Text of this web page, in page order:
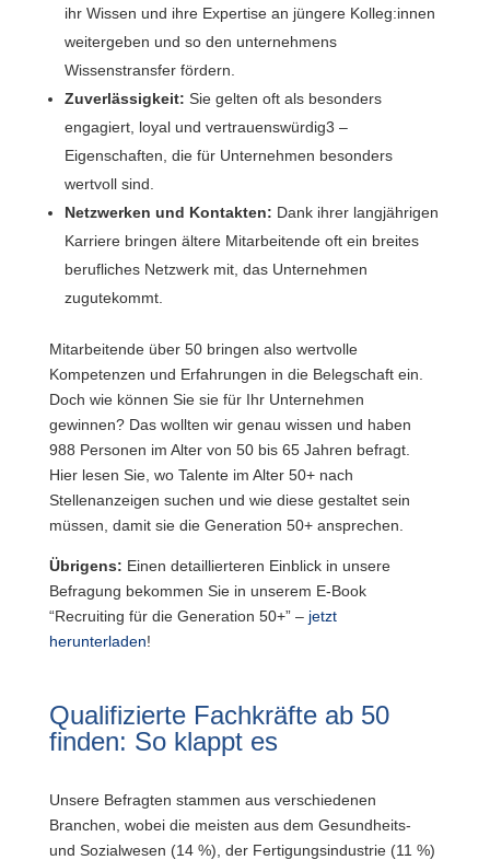
ihr Wissen und ihre Expertise an jüngere Kolleg:innen
weitergeben und so den unternehmens
Wissenstransfer fördern.
Zuverlässigkeit: Sie gelten oft als besonders
engagiert, loyal und vertrauenswürdig3 –
Eigenschaften, die für Unternehmen besonders
wertvoll sind.
Netzwerken und Kontakten: Dank ihrer langjährigen
Karriere bringen ältere Mitarbeitende oft ein breites
berufliches Netzwerk mit, das Unternehmen
zugutekommt.
Mitarbeitende über 50 bringen also wertvolle
Kompetenzen und Erfahrungen in die Belegschaft ein.
Doch wie können Sie sie für Ihr Unternehmen
gewinnen? Das wollten wir genau wissen und haben
988 Personen im Alter von 50 bis 65 Jahren befragt.
Hier lesen Sie, wo Talente im Alter 50+ nach
Stellenanzeigen suchen und wie diese gestaltet sein
müssen, damit sie die Generation 50+ ansprechen.
Übrigens: Einen detaillierteren Einblick in unsere
Befragung bekommen Sie in unserem E-Book
“Recruiting für die Generation 50+” – jetzt
herunterladen!
Qualifizierte Fachkräfte ab 50
finden: So klappt es
Unsere Befragten stammen aus verschiedenen
Branchen, wobei die meisten aus dem Gesundheits-
und Sozialwesen (14 %), der Fertigungsindustrie (11 %)